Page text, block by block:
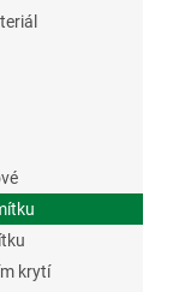
krytí